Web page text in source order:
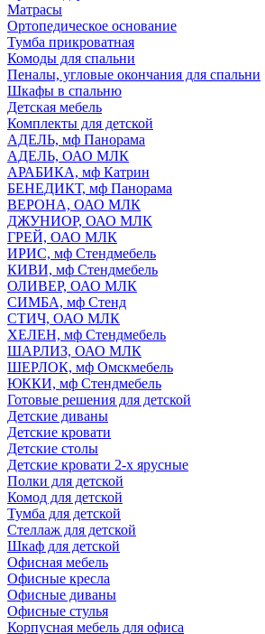
Матрасы
Ортопедическое основание
Тумба прикроватная
Комоды для спальни
Пеналы, угловые окончания для спальни
Шкафы в спальню
Детская мебель
Комплекты для детской
АДЕЛЬ, мф Панорама
АДЕЛЬ, ОАО МЛК
АРАБИКА, мф Катрин
БЕНЕДИКТ, мф Панорама
ВЕРОНА, ОАО МЛК
ДЖУНИОР, ОАО МЛК
ГРЕЙ, ОАО МЛК
ИРИС, мф Стендмебель
КИВИ, мф Стендмебель
ОЛИВЕР, ОАО МЛК
СИМБА, мф Стенд
СТИЧ, ОАО МЛК
ХЕЛЕН, мф Стендмебель
ШАРЛИЗ, ОАО МЛК
ШЕРЛОК, мф Омскмебель
ЮККИ, мф Стендмебель
Готовые решения для детской
Детские диваны
Детские кровати
Детские столы
Детские кровати 2-х ярусные
Полки для детской
Комод для детской
Тумба для детской
Стеллаж для детской
Шкаф для детской
Офисная мебель
Офисные кресла
Офисные диваны
Офисные стулья
Корпусная мебель для офиса